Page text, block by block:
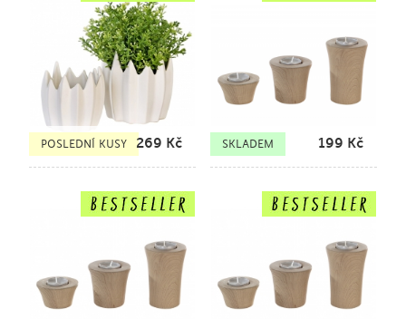
POSLEDNÍ KUSY 269 Kč SKLADEM 199 Kč